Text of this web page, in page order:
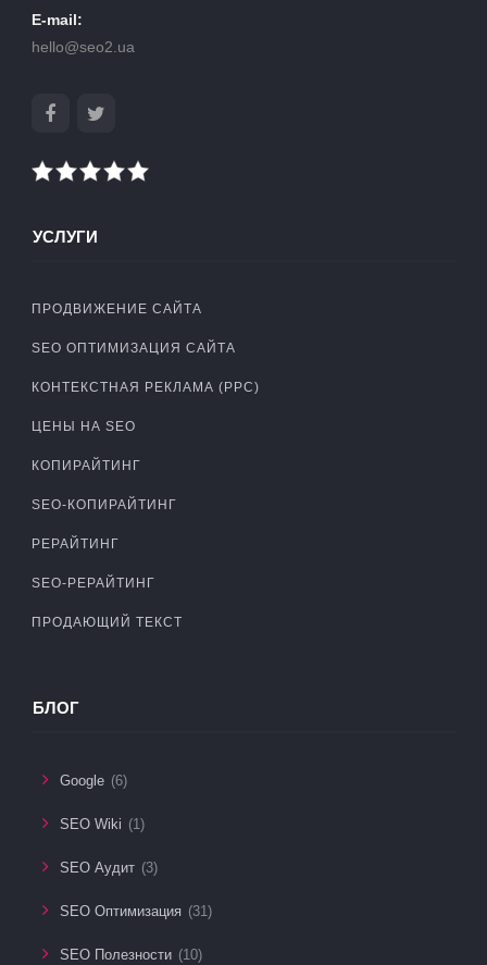
E-mail:
hello@seo2.ua
УСЛУГИ
ПРОДВИЖЕНИЕ САЙТА
SEO ОПТИМИЗАЦИЯ САЙТА
КОНТЕКСТНАЯ РЕКЛАМА (PPC)
ЦЕНЫ НА SEO
КОПИРАЙТИНГ
SEO-КОПИРАЙТИНГ
РЕРАЙТИНГ
SEO-РЕРАЙТИНГ
ПРОДАЮЩИЙ ТЕКСТ
БЛОГ
Google (6)
SEO Wiki (1)
SEO Аудит (3)
SEO Оптимизация (31)
SEO Полезности (10)